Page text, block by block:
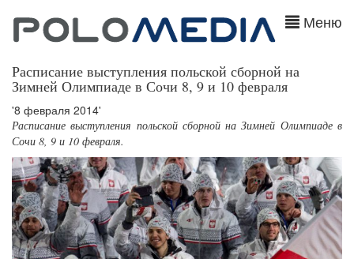
Меню
Расписание выступления польской сборной на
Зимней Олимпиаде в Сочи 8, 9 и 10 февраля
'8 февраля 2014'
Расписание выступления польской сборной на Зимней Олимпиаде в
Сочи 8, 9 и 10 февраля.